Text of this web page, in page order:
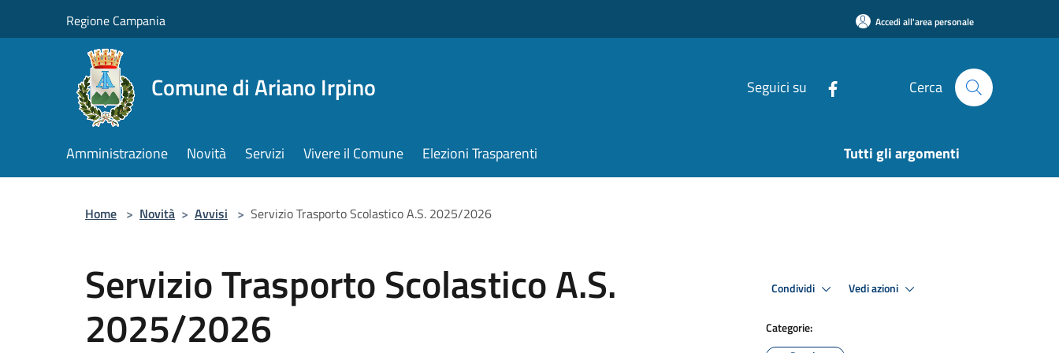
Regione Campania Accedi all'area personale
Comune di Ariano Irpino Seguici su Cerca
Amministrazione Novità Servizi Vivere il Comune Elezioni Trasparenti Tutti gli argomenti
Home > Novità > Avvisi > Servizio Trasporto Scolastico A.S. 2025/2026
Servizio Trasporto Scolastico A.S.
2025/2026
Condividi Vedi azioni
Categorie: